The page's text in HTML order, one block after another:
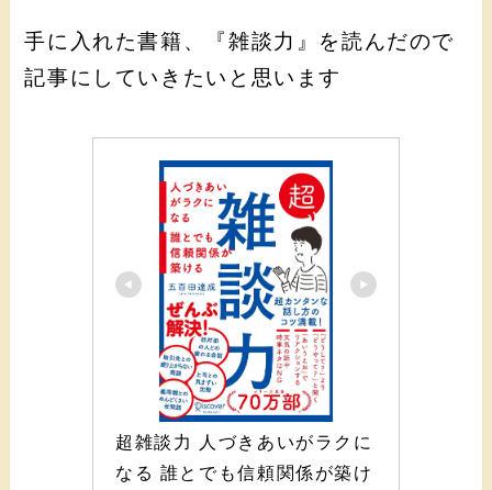
手に入れた書籍、『雑談力』を読んだので
記事にしていきたいと思います
超雑談力 人づきあいがラクに
なる 誰とでも信頼関係が築け